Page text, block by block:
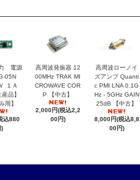
電源
05N
１Ａ
産品】
用】
込880
)
高周波発振器 12
00MHz TRAK MI
CROWAVE COR
P 【中古】
2,000円(税込2,2
00円)
高周波ローノイ
ズアンプ Quanti
c PMI LNA 0.1G
Hz - 5GHz GAIN
25dB 【中古】
8,000円(税込8,8
00円)